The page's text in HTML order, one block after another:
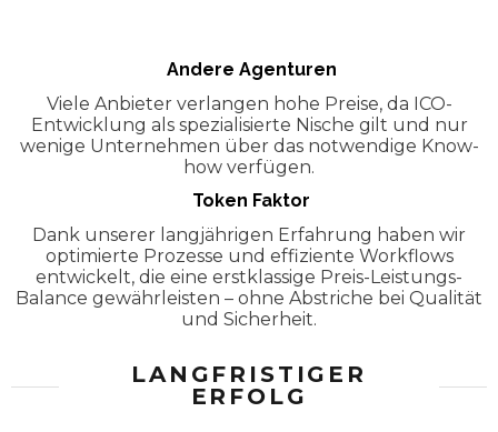
Andere Agenturen
Viele Anbieter verlangen hohe Preise, da ICO-
Entwicklung als spezialisierte Nische gilt und nur
wenige Unternehmen über das notwendige Know-
how verfügen.
Token Faktor
Dank unserer langjährigen Erfahrung haben wir
optimierte Prozesse und effiziente Workflows
entwickelt, die eine erstklassige Preis-Leistungs-
Balance gewährleisten – ohne Abstriche bei Qualität
und Sicherheit.
LANGFRISTIGER
ERFOLG